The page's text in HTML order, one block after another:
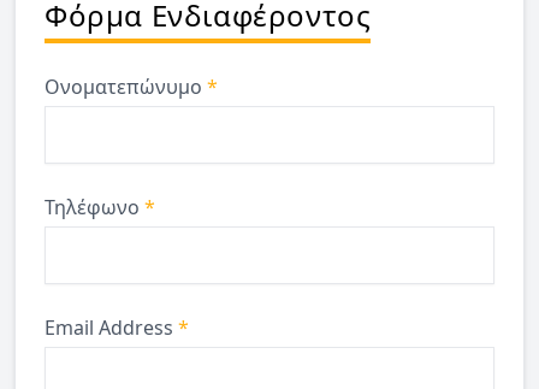
Φόρμα Ενδιαφέροντος
Ονοματεπώνυμο *
Τηλέφωνο *
Email Address *